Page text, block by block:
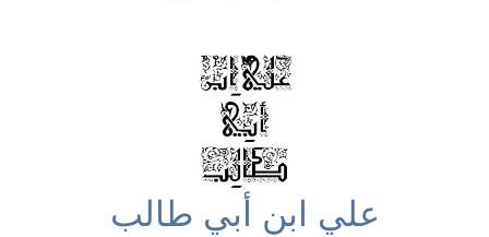
علي ابن أبي طالب